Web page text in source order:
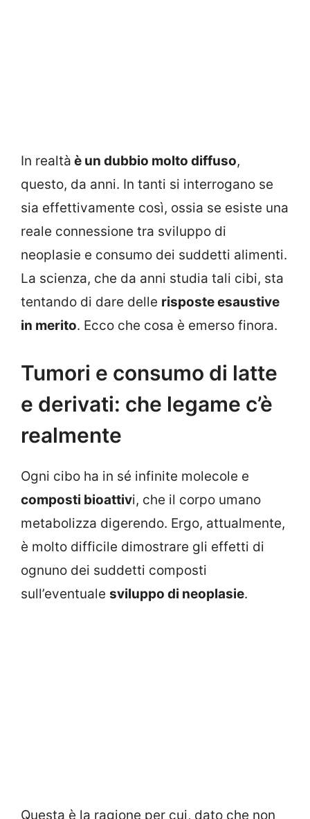
In realtà è un dubbio molto diffuso,
questo, da anni. In tanti si interrogano se
sia effettivamente così, ossia se esiste una
reale connessione tra sviluppo di
neoplasie e consumo dei suddetti alimenti.
La scienza, che da anni studia tali cibi, sta
tentando di dare delle risposte esaustive
in merito. Ecco che cosa è emerso finora.
Tumori e consumo di latte
e derivati: che legame c’è
realmente
Ogni cibo ha in sé infinite molecole e
composti bioattivi, che il corpo umano
metabolizza digerendo. Ergo, attualmente,
è molto difficile dimostrare gli effetti di
ognuno dei suddetti composti
sull’eventuale sviluppo di neoplasie.
Questa è la ragione per cui, dato che non